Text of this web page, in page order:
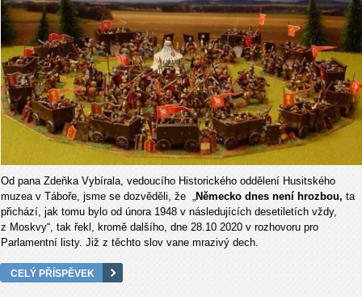
Od pana Zdeňka Vybírala, vedoucího Historického oddělení Husitského
muzea v Táboře, jsme se dozvěděli, že „
Německo dnes není hrozbou, ta
přichází, jak tomu bylo od února 1948 v následujících desetiletích vždy,
z Moskvy“, tak řekl, kromě dalšího, dne 28.10 2020 v rozhovoru pro
Parlamentní listy. Již z těchto slov vane mrazivý dech.
CELÝ PŘÍSPĚVEK